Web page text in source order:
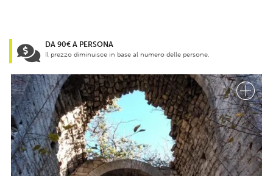
DA 90€ A PERSONA
Il prezzo diminuisce in base al numero delle persone.